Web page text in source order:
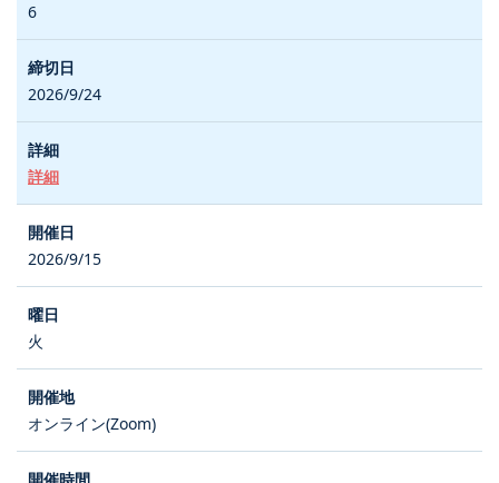
6
2026/9/24
詳細
2026/9/15
火
オンライン(Zoom)